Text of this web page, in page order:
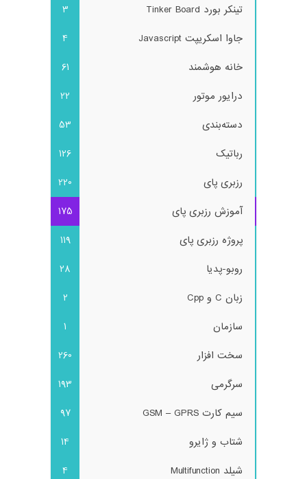
تینکر بورد Tinker Board
3
جاوا اسکریپت Javascript
4
خانه هوشمند
61
درایور موتور
22
دسته‌بندی
53
رباتیک
126
رزبری پای
220
آموزش رزبری پای
175
پروژه رزبری پای
119
روبو-پدیا
28
زبان C و Cpp
2
سازمان
1
سخت افزار
260
سرگرمی
193
سیم کارت GSM – GPRS
97
شتاب و ژایرو
14
شیلد Multifunction
4